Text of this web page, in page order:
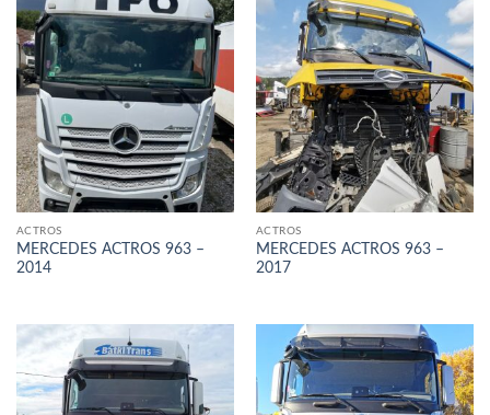
ACTROS
MERCEDES ACTROS 963 –
2014
ACTROS
MERCEDES ACTROS 963 –
2017